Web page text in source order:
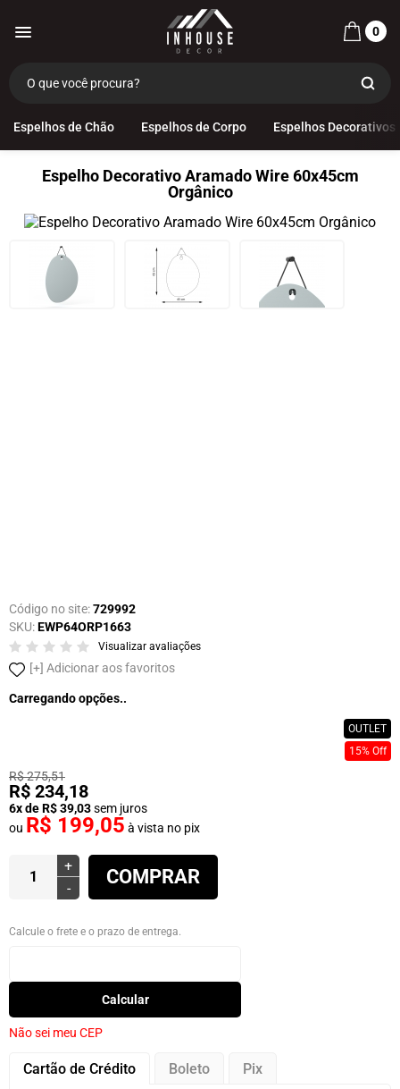
0
Espelhos de Chão Espelhos de Corpo Espelhos Decorativos
Espelho Decorativo Aramado Wire 60x45cm
Orgânico
Código no site:729992
SKU:EWP64ORP1663
Visualizar avaliações
Adicionar aos favoritos
Carregando opções..
OUTLET
15% Off
R$ 275,51
R$ 234,18
6x de R$ 39,03sem juros
ou R$ 199,05 à vista no pix
+
-
COMPRAR
Calcule o frete e o prazo de entrega.
Calcular
Não sei meu CEP
Cartão de Crédito Boleto Pix